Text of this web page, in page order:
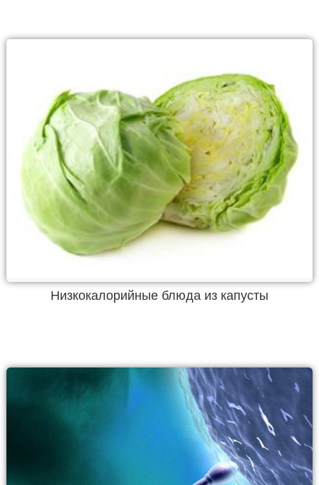
Низкокалорийные блюда из капусты